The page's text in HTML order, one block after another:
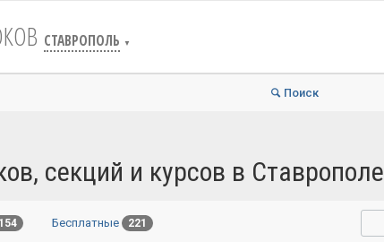
СТАВРОПОЛЬ ▼
Поиск
секций и курсов в Ставрополе
154 Бесплатные 221